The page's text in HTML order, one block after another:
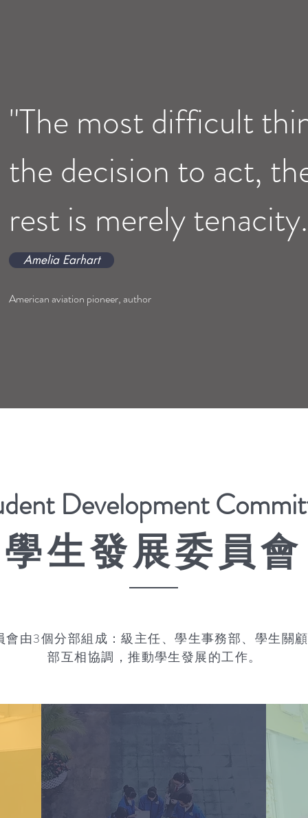
"The most difficult
the decision to act,
rest is merely
Amelia Earhart
American aviation pioneer, author
Development
學生發展委員會
會由3個分部組成：級主任、學生事務部、學生關
部互相協調，推動學生發展的工作。